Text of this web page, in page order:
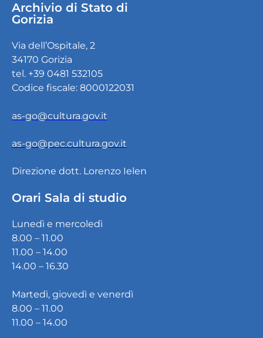
Archivio di Stato di
Gorizia
Via dell’Ospitale, 2
34170 Gorizia
tel. +39 0481 532105
Codice fiscale: 8000122031
as-go@cultura.gov.it
as-go@pec.cultura.gov.it
Direzione dott. Lorenzo Ielen
Orari Sala di studio
Lunedì e mercoledì
8.00 – 11.00
11.00 – 14.00
14.00 – 16.30
Martedì, giovedì e venerdì
8.00 – 11.00
11.00 – 14.00